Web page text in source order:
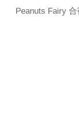
Peanuts Fairy 合